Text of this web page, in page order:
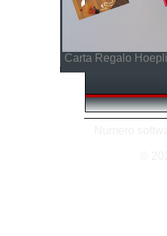
Carta Regalo